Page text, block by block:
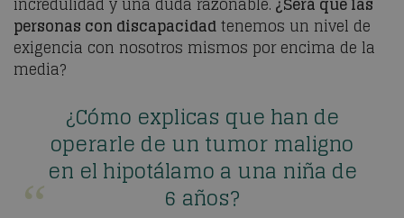
personas con discapacidadtenemos un nivel de
exigencia con nosotros mismos por encima de la
media?
¿Cómo explicas que han de
operarle de un tumor maligno
en el hipotálamo a una niña de
6 años?